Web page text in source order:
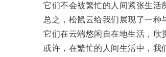
它们不会被繁忙的人间紧张生活
总之，松鼠云给我们展现了一种
它们在云端悠闲自在地生活，欣赏
或许，在繁忙的人间生活中，我们